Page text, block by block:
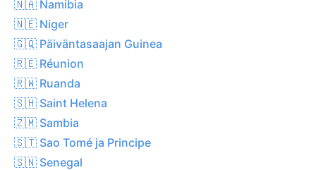
🇳🇦 Namibia
🇳🇪 Niger
🇬🇶 Päiväntasaajan Guinea
🇷🇪 Réunion
🇷🇼 Ruanda
🇸🇭 Saint Helena
🇿🇲 Sambia
🇸🇹 Sao Tomé ja Principe
🇸🇳 Senegal